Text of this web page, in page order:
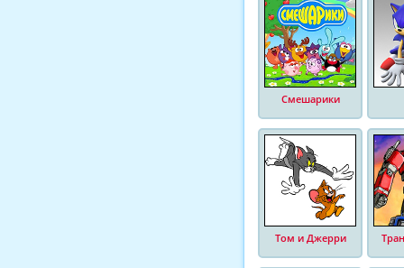
Смешарики
Том и Джерри